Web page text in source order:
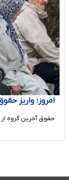
امروز؛ واریز
حقوق آخرین گروه از